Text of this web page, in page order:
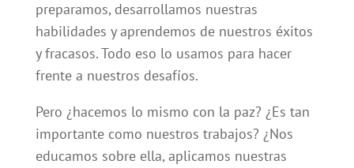
preparamos, desarrollamos nuestras
habilidades y aprendemos de nuestros éxitos
y fracasos. Todo eso lo usamos para hacer
frente a nuestros desafíos.
Pero ¿hacemos lo mismo con la paz? ¿Es tan
importante como nuestros trabajos? ¿Nos
educamos sobre ella, aplicamos nuestras